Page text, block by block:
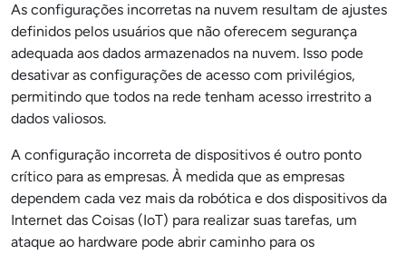
As configurações incorretas na nuvem resultam de ajustes
definidos pelos usuários que não oferecem segurança
adequada aos dados armazenados na nuvem. Isso pode
desativar as configurações de acesso com privilégios,
permitindo que todos na rede tenham acesso irrestrito a
dados valiosos.
A configuração incorreta de dispositivos é outro ponto
crítico para as empresas. À medida que as empresas
dependem cada vez mais da robótica e dos dispositivos da
Internet das Coisas (IoT) para realizar suas tarefas, um
ataque ao hardware pode abrir caminho para os